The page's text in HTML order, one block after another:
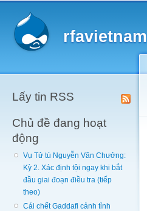
rfavietnam
Lấy tin RSS
Chủ đề đang hoạt
động
Vụ Tử tù Nguyễn Văn Chưởng:
Kỳ 2. Xác định tội ngay khi bắt
đầu giai đoạn điều tra (tiếp
theo)
Cái chết Gaddafi cảnh tỉnh